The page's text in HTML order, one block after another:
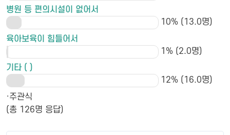
병원 등 편의시설이 없어서
10% (13.0명)
육아보육이 힘들어서
1% (2.0명)
기타 ( )
12% (16.0명)
·주관식
(총 126명 응답)